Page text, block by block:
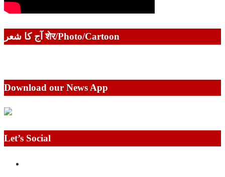
آج کا شعر शेर/Photo/Cartoon
Download our News App
Let’s Social